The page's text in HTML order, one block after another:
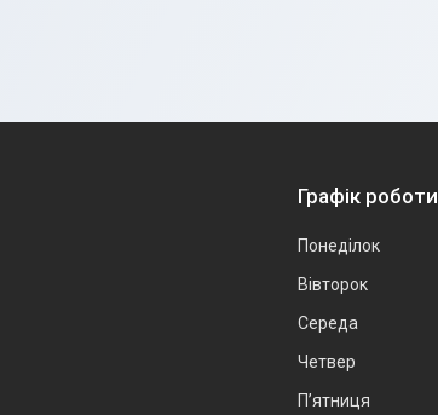
Графік роботи
Понеділок
Вівторок
Середа
Четвер
Пʼятниця